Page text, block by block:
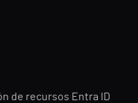
de recursos Entra ID